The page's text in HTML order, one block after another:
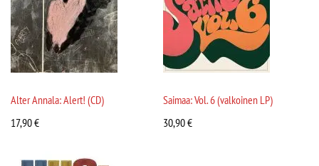
Alter Annala: Alert! (CD)
17,90€
Saimaa: Vol. 6 (valkoinen LP)
30,90€